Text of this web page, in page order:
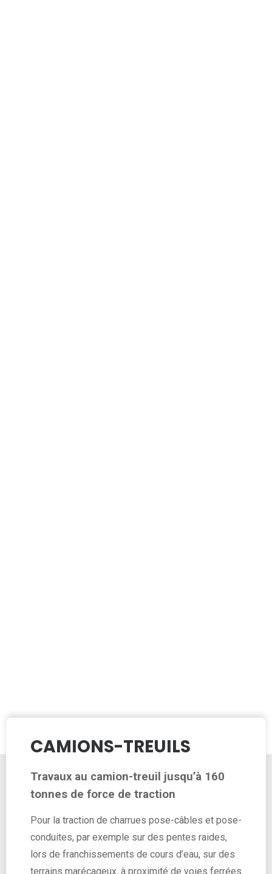
CAMIONS-TREUILS
Travaux au camion-treuil jusqu’à 160
tonnes de force de traction
Pour la traction de charrues pose-câbles et pose-
conduites, par exemple sur des pentes raides,
lors de franchissements de cours d’eau, sur des
terrains marécageux, à proximité de voies ferrées